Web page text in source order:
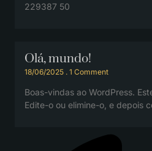
229387 50
Olá, mundo!
18/06/2025 1 Comment
Boas-vindas ao WordPress.
Edite-o ou elimine-o, e depois